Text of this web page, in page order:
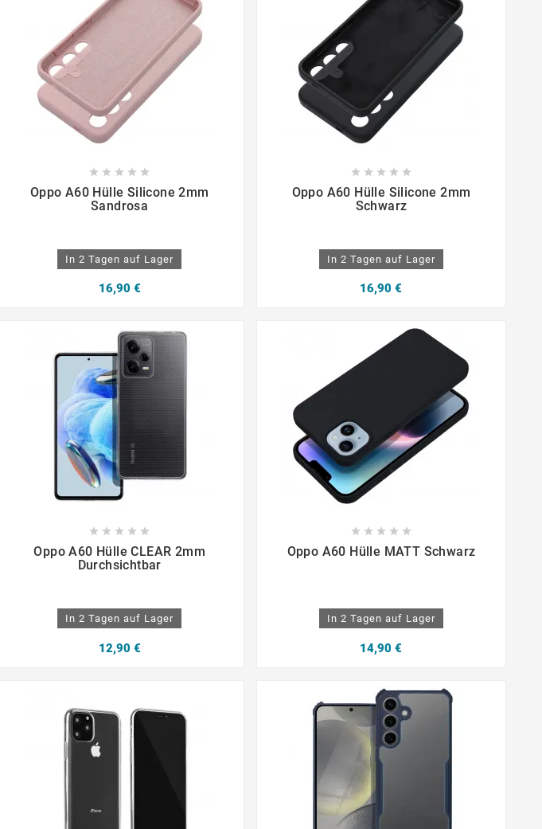
    
Oppo A60 Hülle Silicone 2mm
Sandrosa
In 2 Tagen auf Lager
16,90 €
    
Oppo A60 Hülle Silicone 2mm
Schwarz
In 2 Tagen auf Lager
16,90 €
    
Oppo A60 Hülle CLEAR 2mm
Durchsichtbar
In 2 Tagen auf Lager
12,90 €
    
Oppo A60 Hülle MATT Schwarz
In 2 Tagen auf Lager
14,90 €